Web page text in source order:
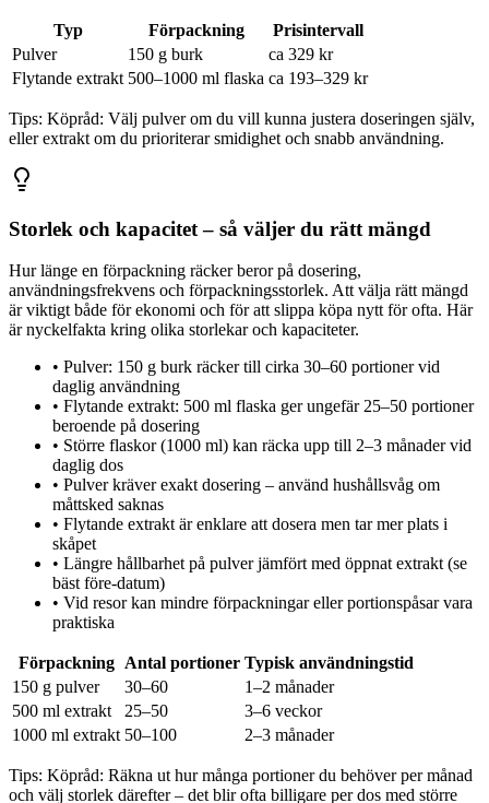
Typ Förpackning
Prisintervall
Pulver
150 g burk
ca 329 kr
Flytande extrakt 500–1000 ml flaska ca 193–329 kr
Tips: Köpråd: Välj pulver om du vill kunna justera doseringen själv,
eller extrakt om du prioriterar smidighet och snabb användning.
Storlek och kapacitet – så väljer du rätt mängd
Hur länge en förpackning räcker beror på dosering,
användningsfrekvens och förpackningsstorlek. Att välja rätt mängd
är viktigt både för ekonomi och för att slippa köpa nytt för ofta. Här
är nyckelfakta kring olika storlekar och kapaciteter.
• Pulver: 150 g burk räcker till cirka 30–60 portioner vid
daglig användning
• Flytande extrakt: 500 ml flaska ger ungefär 25–50 portioner
beroende på dosering
• Större flaskor (1000 ml) kan räcka upp till 2–3 månader vid
daglig dos
• Pulver kräver exakt dosering – använd hushållsvåg om
måttsked saknas
• Flytande extrakt är enklare att dosera men tar mer plats i
skåpet
• Längre hållbarhet på pulver jämfört med öppnat extrakt (se
bäst före-datum)
• Vid resor kan mindre förpackningar eller portionspåsar vara
praktiska
Förpackning Antal portioner Typisk användningstid
150 g pulver
30–60
1–2 månader
500 ml extrakt
25–50
3–6 veckor
1000 ml extrakt 50–100 2–3 månader
Tips: Köpråd: Räkna ut hur många portioner du behöver per månad
och välj storlek därefter – det blir ofta billigare per dos med större